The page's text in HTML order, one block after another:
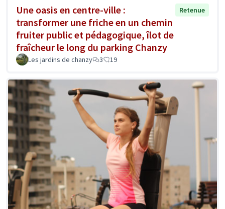
Une oasis en centre-ville :
transformer une friche en un chemin
fruiter public et pédagogique, îlot de
fraîcheur le long du parking Chanzy
Retenue
Les jardins de chanzy 3 19